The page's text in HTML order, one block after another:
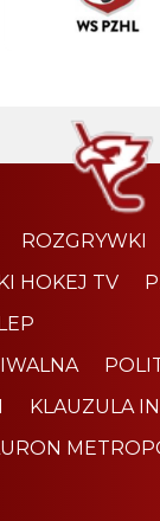
ROZGRYWKI
HOKEJ TV
KLAUZULA